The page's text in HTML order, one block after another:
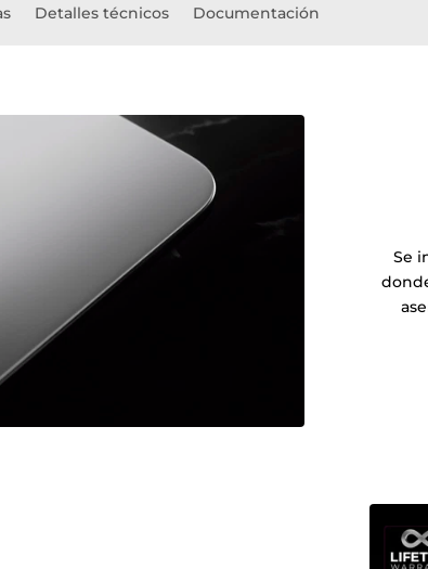
Detalles técnicos Documentación
Se